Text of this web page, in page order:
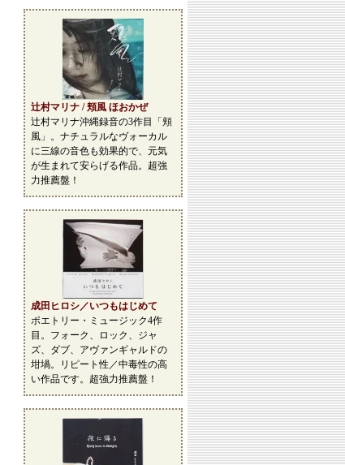
辻村マリナ / 頬風 ほおかぜ
辻村マリナ沖縄録音の3作目「頬
風」。ナチュラルなヴォーカル
に三線の音色も効果的で、元気
が生まれて安らげる作品。超強
力推薦盤！
成田ヒロシ／いつもはじめて
ポエトリー・ミュージック4作
目。フォーク、ロック、ジャ
ズ、ダブ、アヴァンギャルドの
坩堝。リピート性／中毒性の高
い作品です。超強力推薦盤！